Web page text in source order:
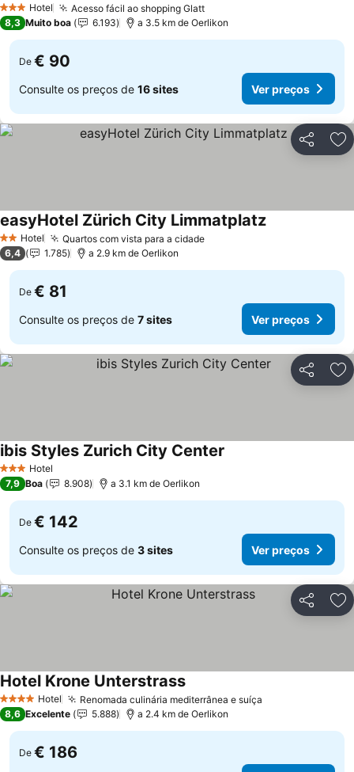
3 EstrelasHotel Acesso fácil ao shopping Glatt
8,3 Muito boa 6.193 a 3.5 km de Oerlikon
De € 90
Consulte os preços de 16 sites Ver preços
Partilhar
2 Estrelas
Hotel Quartos com vista para a cidade
easyHotel Zürich City Limmatplatz
6,4 1.785 a 2.9 km de Oerlikon
De € 81
Consulte os preços de 7 sites Ver preços
Partilhar
3 EstrelasHotel
ibis Styles Zurich City Center
7,9 Boa 8.908 a 3.1 km de Oerlikon
De € 142
Consulte os preços de 3 sites Ver preços
Partilhar
4 EstrelasHotel Renomada culinária mediterrânea e suíça
Hotel Krone Unterstrass
8,6 Excelente 5.888 a 2.4 km de Oerlikon
De € 186